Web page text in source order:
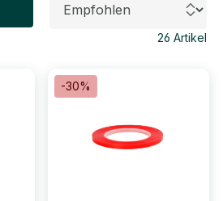
26 Artikel
-30%